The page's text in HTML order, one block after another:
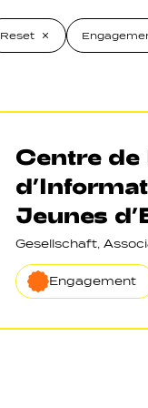
Reset
Centre de
Jeunes
Gesellschaft,
Engagement